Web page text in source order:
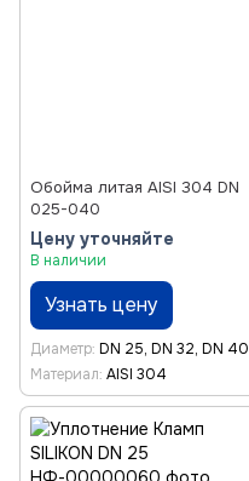
Обойма литая AISI 304 DN
025-040
Цену уточняйте
В наличии
Узнать цену
Диаметр DN 25, DN 32, DN 40
Материал AISI 304